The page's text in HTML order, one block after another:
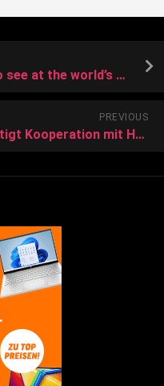
MWC 2022: What we expect to see at the world’s biggest mobile event
PREVIOUS
Überraschung: Oppo bestätigt Kooperation mit Hasselblad